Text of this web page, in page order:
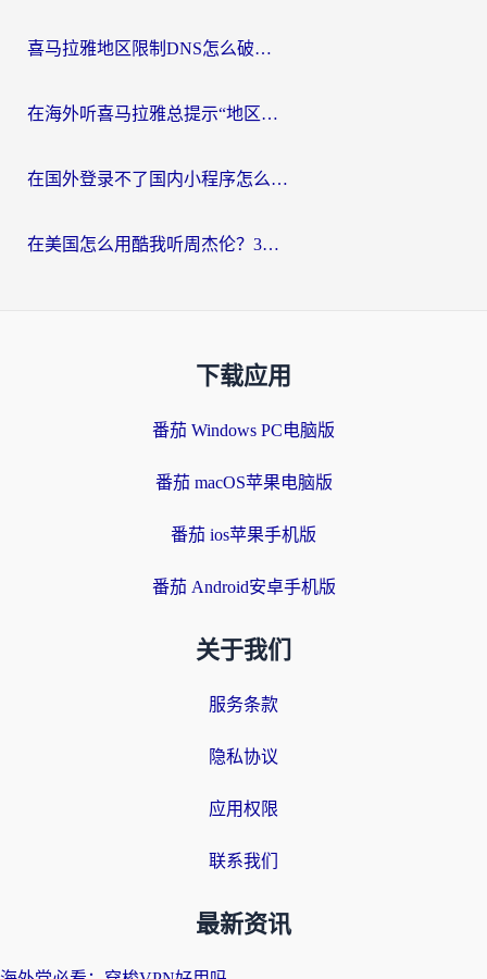
喜马拉雅地区限制DNS怎么破？海外党听国内音乐听书的终极解决方案
在海外听喜马拉雅总提示“地区限制”？3步轻松解除+听国内音乐全攻略
在国外登录不了国内小程序怎么办？选对回国加速器，轻松解锁国内资源
在美国怎么用酷我听周杰伦？3步搞定海外听歌难题
下载应用
番茄 Windows PC电脑版
番茄 macOS苹果电脑版
番茄 ios苹果手机版
番茄 Android安卓手机版
关于我们
服务条款
隐私协议
应用权限
联系我们
最新资讯